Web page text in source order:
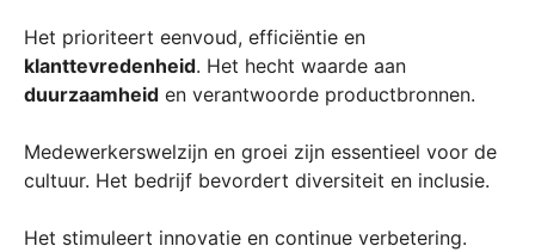
Het prioriteert eenvoud, efficiëntie en
klanttevredenheid. Het hecht waarde aan
duurzaamheid en verantwoorde productbronnen.
Medewerkerswelzijn en groei zijn essentieel voor de
cultuur. Het bedrijf bevordert diversiteit en inclusie.
Het stimuleert innovatie en continue verbetering.